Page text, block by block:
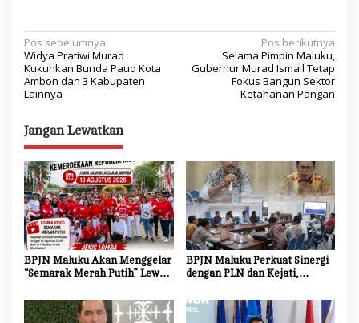
N
a
v
g
a
s
i
p
o
s
Pos sebelumnya
Widya Pratiwi Murad
Kukuhkan Bunda Paud Kota
Ambon dan 3 Kabupaten
Lainnya
Pos berikutnya
Selama Pimpin Maluku,
Gubernur Murad Ismail Tetap
Fokus Bangun Sektor
Ketahanan Pangan
Jangan Lewatkan
BPJN Maluku Akan Menggelar
“Semarak Merah Putih” Lewat
BPJN Maluku Perkuat Sinergi
dengan PLN dan Kejati,
Listrik Demi Kelancaran
Proyek Strategis